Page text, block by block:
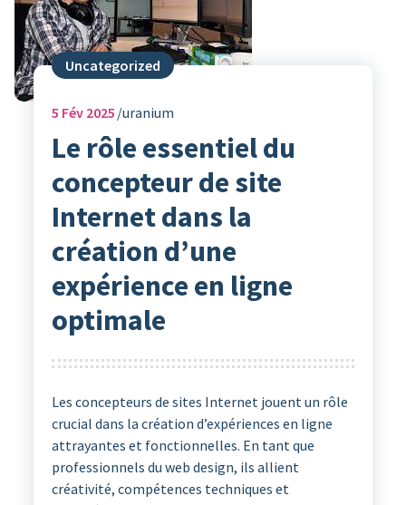
Uncategorized
5 Fév 2025 uranium
Le rôle essentiel du
concepteur de site
Internet dans la
création d’une
expérience en ligne
optimale
Les concepteurs de sites Internet jouent un rôle
crucial dans la création d’expériences en ligne
attrayantes et fonctionnelles. En tant que
professionnels du web design, ils allient
créativité, compétences techniques et